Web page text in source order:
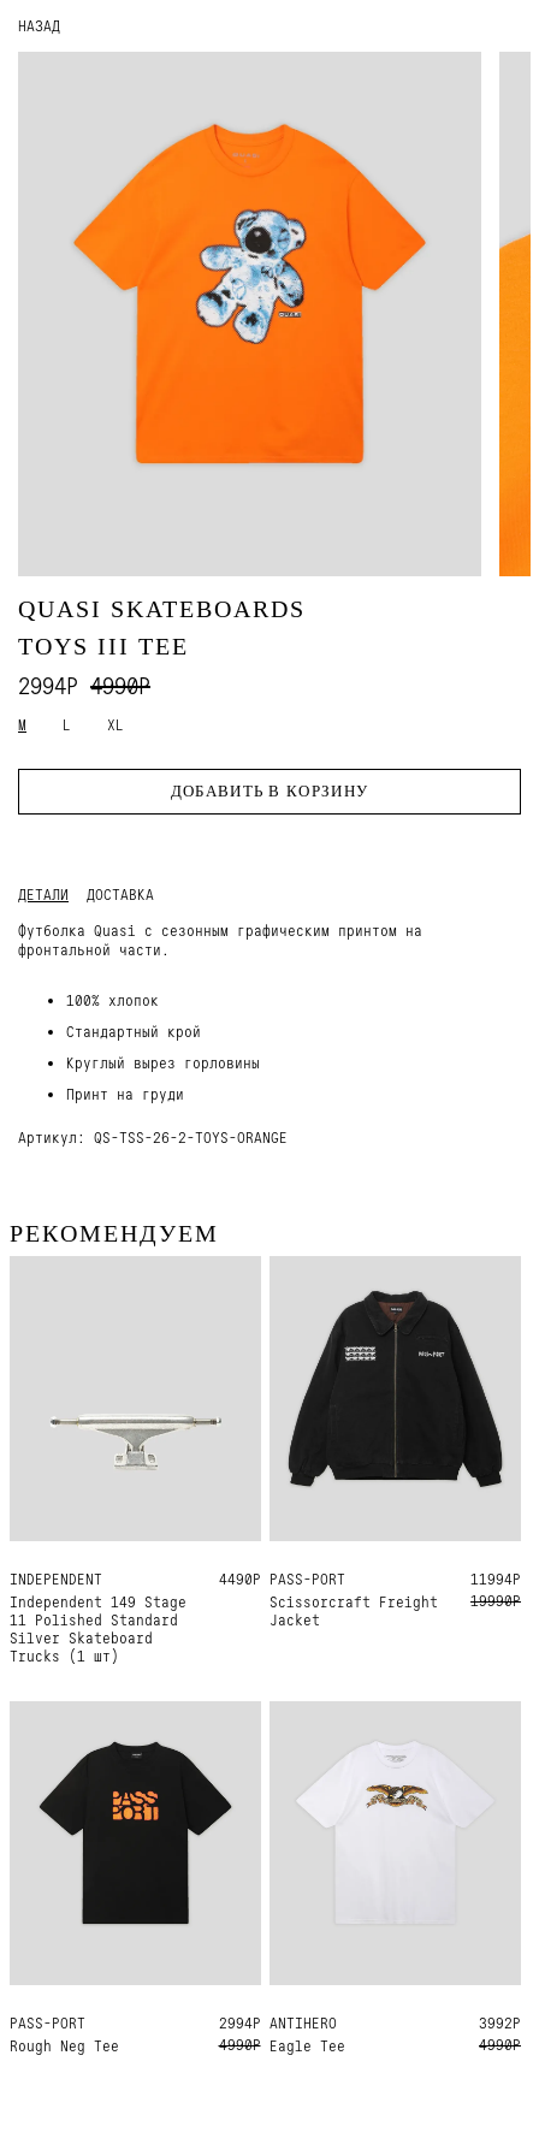
НАЗАД
QUASI SKATEBOARDS
TOYS III TEE
2994Р 4990Р
M L XL
ДОБАВИТЬ В КОРЗИНУ
ДЕТАЛИ
ДОСТАВКА
Футболка Quasi с сезонным графическим принтом на
фронтальной части.
100% хлопок
Стандартный крой
Круглый вырез горловины
Принт на груди
Артикул: QS-TSS-26-2-TOYS-ORANGE
РЕКОМЕНДУЕМ
INDEPENDENT
Independent 149 Stage
11 Polished Standard
Silver Skateboard
Trucks (1 шт)
149 4490Р PASS-PORT
Scissorcraft Freight
Jacket
M L XL
11994Р
19990Р
PASS-PORT
Rough Neg Tee
M L XL
2994Р
4990Р
ANTIHERO
Eagle Tee
L XL
3992Р
4990Р